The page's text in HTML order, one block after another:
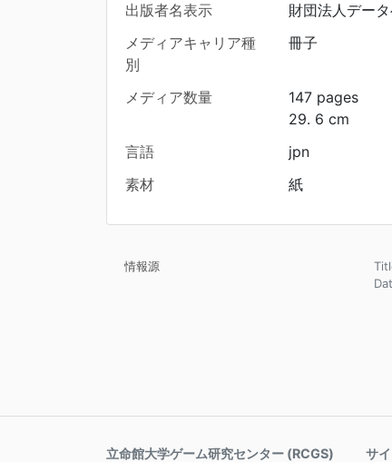
出版者名表示
財団法人デー
メディアキャリア種
別
冊子
メディア数量
147 pages
29. 6 cm
言語
jpn
素材
紙
情報源
立命館大学ゲーム研究センター (RCGS) サ